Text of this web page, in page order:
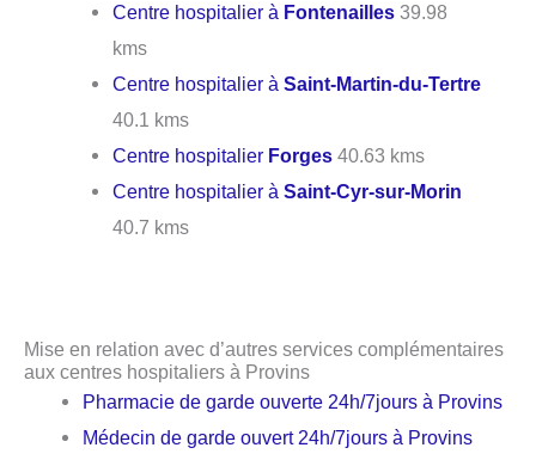
Centre hospitalier à Fontenailles 39.98
kms
Centre hospitalier àSaint-Martin-du-Tertre
40.1 kms
Centre hospitalier Forges 40.63 kms
Centre hospitalier àSaint-Cyr-sur-Morin
40.7 kms
Mise en relation avec d’autres services complémentaires
aux centres hospitaliers à Provins
Pharmacie de garde ouverte 24h/7jours à Provins
Médecin de garde ouvert 24h/7jours à Provins